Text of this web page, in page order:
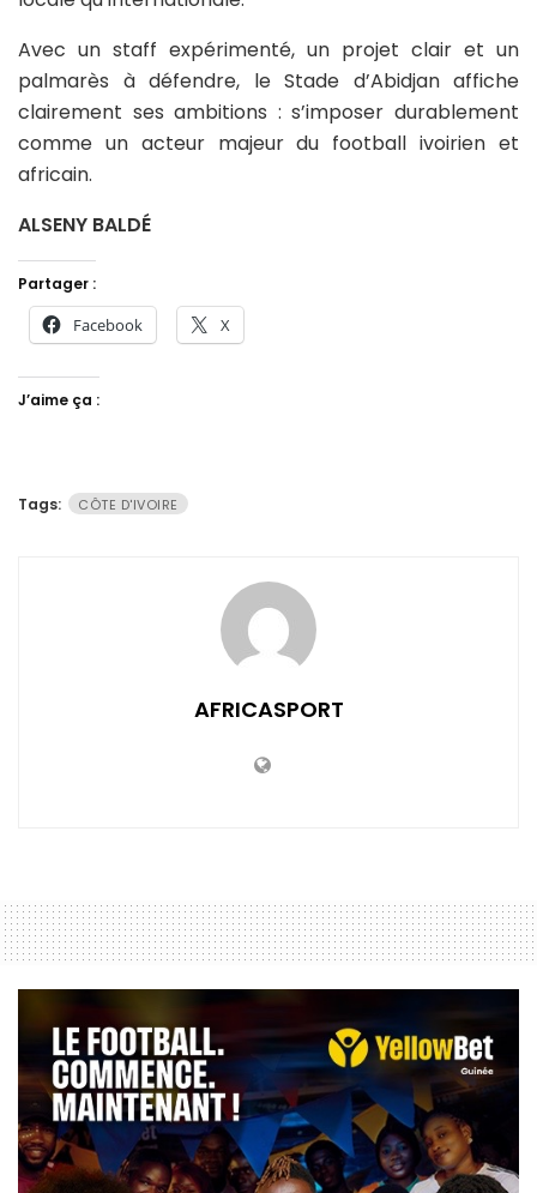
Avec un staff expérimenté, un projet clair et un
palmarès à défendre, le Stade d’Abidjan affiche
clairement ses ambitions : s’imposer durablement
comme un acteur majeur du football ivoirien et
africain.
ALSENY BALDÉ
Partager :
Facebook X
J’aime ça :
Tags: CÔTE D'IVOIRE
AFRICASPORT